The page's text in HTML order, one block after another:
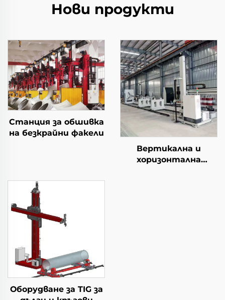
Нови продукти
Станция за обшивка
на безкрайни факели
Вертикална и
хоризонтална
Оборудване за TIG за